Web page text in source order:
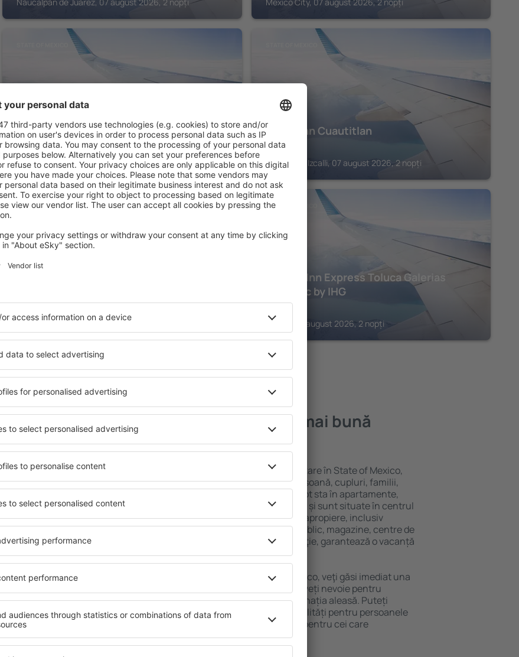
NH Mexico City Valle Dorado
129€
Mexico City, 07 august 2026, 2 nopți
Fiesta Inn Cuautitlan
200
Cuautitlan Izcalli, 07 august 2026, 2 nopți
STATE OF MEXICO
253€
Tecamac, 07 august 2026, 2 nopți
STATE OF MEXICO
Holiday Inn Express Toluca Galerias
Metepec by IHG
209€
Toluca, 07 august 2026, 2 nopți
Vedeţi mai multe oferte în State of Mexico
cazare pentru fiecare
de proprietăți
facilități,
câteva zile în timpul
este disponibilă în
sau regiuni mai
găsiţi unităţi de cazare
devreme, aveți
relaxa, fără a fi
altă unitate de
spre State of
State of Mexico – cea mai bună
cazare
Puteți alege dintr-o ofertă variată de cazare în State of Mexico,
inclusiv proprietăți pentru o singură persoană, cupluri, familii,
persoane ȋn vârstă și grupuri. Oaspeţii pot sta în apartamente,
hoteluri și pensiuni care oferă intimitate și sunt situate în centrul
orașului State of Mexico. Facilitățile din apropiere, inclusiv
companii de închirieri auto, transport public, magazine, centre de
reparaţii și locuri de relaxare sau distracţie, garantează o vacanță
extraordinară.
Dacă doriţi cazare de lux în State of Mexico, veţi găsi imediat una
care să se potrivească. Veți găsi tot ce aveți nevoie pentru
vacanță sau călătoria de afaceri la destinația aleasă. Puteți
rezerva cazare în State of Mexico cu facilități pentru persoanele
cu dizabilități, sugari și copii, precum și pentru cei care
călătoresc cu animale de companie.